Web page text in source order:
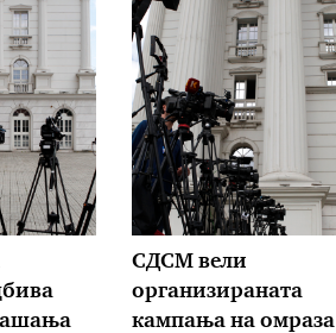
СДСМ вели
организираната
кампања на омраза